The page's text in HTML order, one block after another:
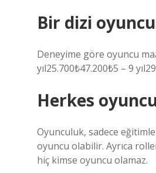
Bir dizi
Deneyime göre oyuncu
yıl25.700₺47.200₺5 – 9
Herkes
Oyunculuk, sadece
oyuncu olabilir. Ayrıca
hiç kimse oyuncu olamaz.